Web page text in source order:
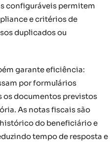
configuráveis permitem
e critérios de
duplicados ou
garante eficiência:
por formulários
os documentos previstos
As notas fiscais são
do beneficiário e
tempo de resposta e